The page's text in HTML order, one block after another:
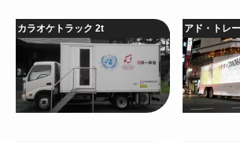
カラオケトラック 2t アド・トレ